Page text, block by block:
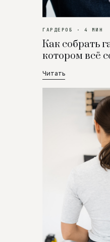
ГАРДЕРОБ · 4 МИН
Как собрать
котором всё
Читать